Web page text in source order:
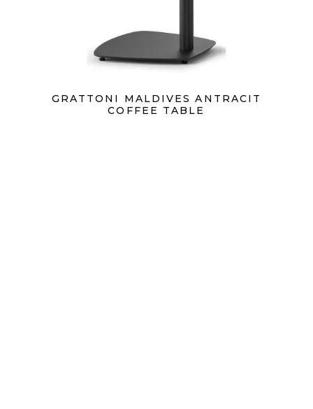
GRATTONI MALDIVES ANTRACIT
COFFEE TABLE